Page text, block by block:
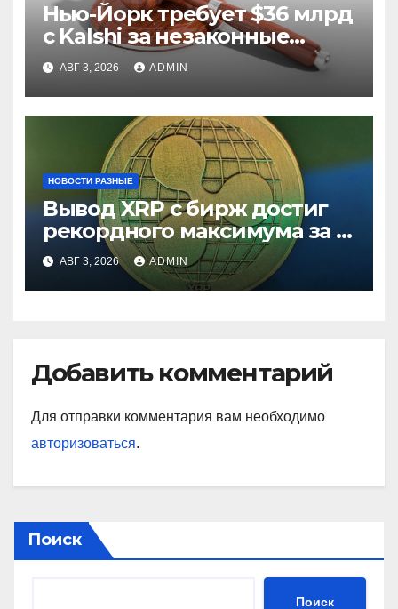
Нью-Йорк требует $36 млрд
с Kalshi за незаконные
ставки
АВГ 3, 2026 ADMIN
НОВОСТИ РАЗНЫЕ
Вывод XRP с бирж достиг
рекордного максимума за 5
летАВГ 3, 2026 ADMIN
Добавить комментарий
Для отправки комментария вам необходимо
авторизоваться.
Поиск
Поиск